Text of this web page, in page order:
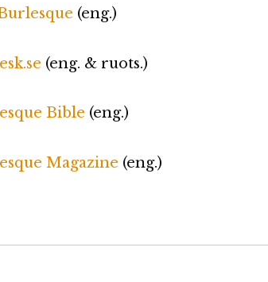
(eng.)
(eng. & ruots.)
Bible (eng.)
Magazine (eng.)